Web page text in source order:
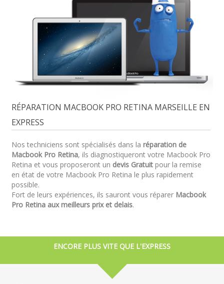
RÉPARATION MACBOOK PRO RETINA MARSEILLE EN
EXPRESS
Nos techniciens sont spécialisés dans la réparation de
Macbook Pro Retina, ils diagnostiqueront votre Macbook Pro
Retina et vous proposeront un devis Gratuitpour la remise
en état de votre Macbook Pro Retina le plus rapidement
possible.
Fort de leurs expériences, ils sauront vous réparer Macbook
Pro Retina aux meilleurs prix et delais.
ENCORE PLUS VITE QUE L'EXPRESS